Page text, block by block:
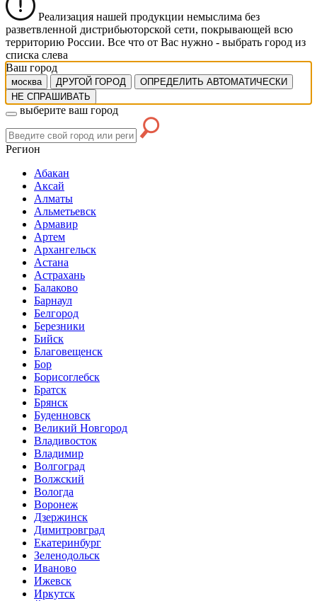
Реализация нашей продукции немыслима без
разветвленной дистрибьюторской сети, покрывающей всю
территорию России. Все что от Вас нужно - выбрать город из
списка слева
Ваш город
москва ДРУГОЙ ГОРОД
ОПРЕДЕЛИТЬ АВТОМАТИЧЕСКИ
НЕ СПРАШИВАТЬ
выберите ваш город
Регион
Абакан
Аксай
Алматы
Альметьевск
Армавир
Артем
Архангельск
Астана
Астрахань
Балаково
Барнаул
Белгород
Березники
Бийск
Благовещенск
Бор
Борисоглебск
Братск
Брянск
Буденновск
Великий Новгород
Владивосток
Владимир
Волгоград
Волжский
Вологда
Воронеж
Дзержинск
Димитровград
Екатеринбург
Зеленодольск
Иваново
Ижевск
Иркутск